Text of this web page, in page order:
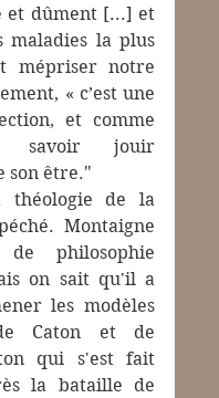
et dûment [...] et
maladies la plus
mépriser notre
« c’est une
et comme
savoir jouir
son être."
de la
Montaigne
philosophie
on sait qu'il a
les modèles
Caton et de
qui s'est fait
la bataille de